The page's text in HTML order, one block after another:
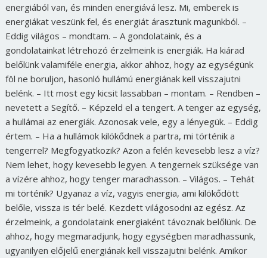
energiából van, és minden energiává lesz. Mi, emberek is
energiákat veszünk fel, és energiát árasztunk magunkból. –
Eddig világos – mondtam. – A gondolataink, és a
gondolatainkat létrehozó érzelmeink is energiák. Ha kiárad
belőlünk valamiféle energia, akkor ahhoz, hogy az egységünk
föl ne boruljon, hasonló hullámú energiának kell visszajutni
belénk. – Itt most egy kicsit lassabban – montam. – Rendben –
nevetett a Segítő. – Képzeld el a tengert. A tenger az egység,
a hullámai az energiák. Azonosak vele, egy a lényegük. – Eddig
értem. – Ha a hullámok kilökődnek a partra, mi történik a
tengerrel? Megfogyatkozik? Azon a felén kevesebb lesz a víz?
Nem lehet, hogy kevesebb legyen. A tengernek szüksége van
a vízére ahhoz, hogy tenger maradhasson. – Világos. – Tehát
mi történik? Ugyanaz a víz, vagyis energia, ami kilökődött
belőle, vissza is tér belé. Kezdett világosodni az egész. Az
érzelmeink, a gondolataink energiaként távoznak belőlünk. De
ahhoz, hogy megmaradjunk, hogy egységben maradhassunk,
ugyanilyen előjelű energiának kell visszajutni belénk. Amikor